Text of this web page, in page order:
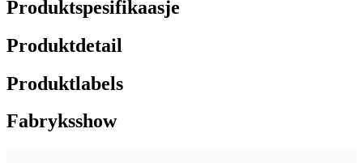
Produktspesifikaasje
Produktdetail
Produktlabels
Fabryksshow